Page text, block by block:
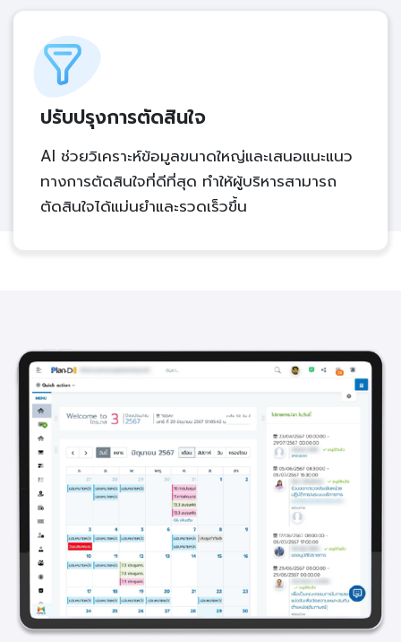
ปรับปรุงการตัดสินใจ
AI ช่วยวิเคราะห์ข้อมูลขนาดใหญ่และเสนอแนะแนว
ทางการตัดสินใจที่ดีที่สุด ทำให้ผู้บริหารสามารถ
ตัดสินใจได้แม่นยำและรวดเร็วขึ้น